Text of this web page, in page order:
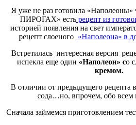
Я уже не раз готовила
ПИРОГАХ» естьрецепт из
историей появления на свет
рецепт слоеного «Наполеона» в
Встретилась интересная версия
испекла еще один «Наполеон» со
кремом.
В отличии от предыдущего рецепта в
сода…но, впрочем, обо
Сначала займемся приготовлением